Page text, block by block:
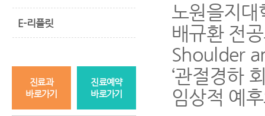
E-리플릿
진료과
바로가기
진료예약
바로가기
노원을지
배규환 전
Shoulder
‘관절경하
임상적 예